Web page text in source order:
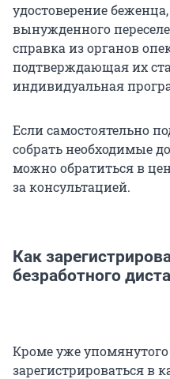
удостоверение
вынужденного
справка из органов
подтверждающая их
индивидуальная
Если самостоятельно
собрать необходимые
можно обратиться в
за консультацией.
Как
безработного
Кроме уже упомянутого
зарегистрироваться в